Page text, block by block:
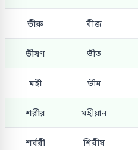
ভীরু বীজ
ভীষণ ভীত
মহী ভীম
শরীর মহীয়ান
শর্বরী শিরীষ